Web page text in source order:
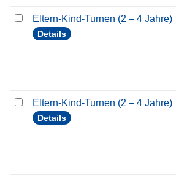
Eltern-Kind-Turnen (2 – 4 Jahre)
Details
Eltern-Kind-Turnen (2 – 4 Jahre)
Details